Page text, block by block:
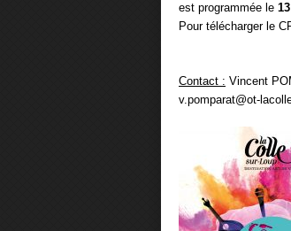
est programmée le
Pour télécharger le
Contact : Vincent
v.pomparat@ot-